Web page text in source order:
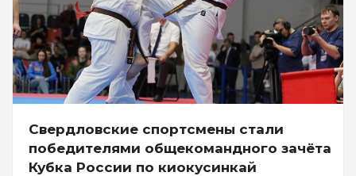
Свердловские спортсмены стали
победителями общекомандного зачёта
Кубка России по киокусинкай